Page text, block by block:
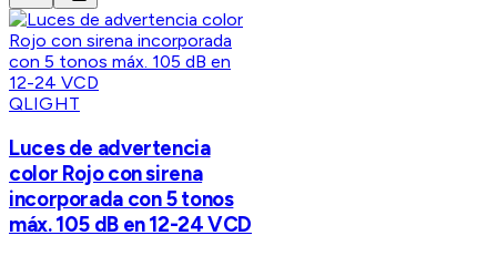
QLIGHT
Luces de advertencia
color Rojo con sirena
incorporada con 5 tonos
máx. 105 dB en 12-24 VCD